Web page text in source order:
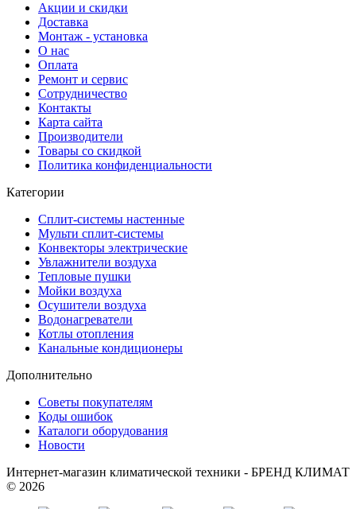
Акции и скидки
Доставка
Монтаж - установка
О нас
Оплата
Ремонт и сервис
Сотрудничество
Контакты
Карта сайта
Производители
Товары со скидкой
Политика конфиденциальности
Категории
Сплит-системы настенные
Мульти сплит-системы
Конвекторы электрические
Увлажнители воздуха
Тепловые пушки
Мойки воздуха
Осушители воздуха
Водонагреватели
Котлы отопления
Канальные кондиционеры
Дополнительно
Советы покупателям
Коды ошибок
Каталоги оборудования
Новости
Интернет-магазин климатической техники - БРЕНД КЛИМАТ
© 2026